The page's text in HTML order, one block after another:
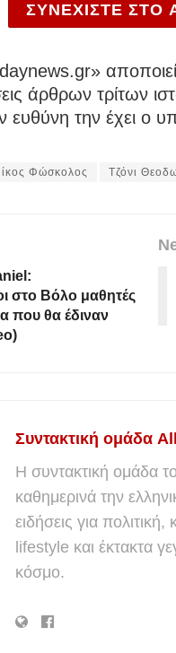
ΣΥΝΕΧΙΣΤΕ ΣΤΟ
άρθρων τρίτων
ευθύνη την έχει ο
Φώσκολος Τζόνι
στο Βόλο μαθητές
που θα έδιναν
Συντακτική ομάδα
Η συντακτική ομάδα
καθημερινά την
ειδήσεις για
lifestyle και έκτακτα
κόσμο.